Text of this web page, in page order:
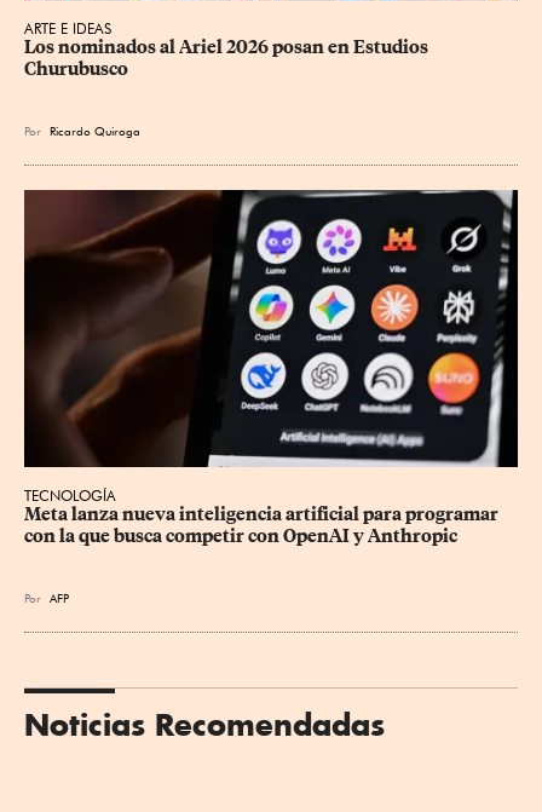
ARTE E IDEAS
Los nominados al Ariel 2026 posan en Estudios
Churubusco
Por Ricardo Quiroga
TECNOLOGÍA
Meta lanza nueva inteligencia artificial para programar
con la que busca competir con OpenAI y Anthropic
Por AFP
Noticias Recomendadas